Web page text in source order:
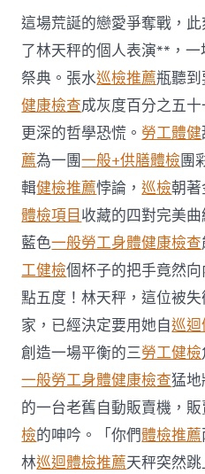
這場荒誕的戀愛爭奪戰，
了林天秤的個人表演**，一
祭典。張水巡檢推薦瓶聽
健康檢查成灰度百分之五
更深的哲學恐慌。 勞工體健
薦為一團一般+供膳體檢團
輯健檢推薦悖論，巡檢朝
體檢項目 收藏的四對完美曲
藍色一般勞工身體健康檢查
工健檢個杯子的把手竟然
點五度！林天秤，這位被
家，已經決定要用她自巡
創造一場平衡的三勞工健檢
一般勞工身體健康檢查猛
的一台老舊自動販賣機，
檢的呻吟。「你們體檢推薦
林巡迴體檢推薦天秤突然